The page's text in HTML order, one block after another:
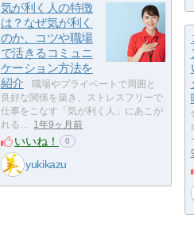
気が利く人の特徴
は？なぜ気が利く
のか、コツや職場
で活きるコミュニ
ケーション方法を
紹介
職場やプライベートで周囲と
良好な関係を築き、ストレスフリーで
仕事をこなす「気が利く人」にあこが
れる… 1年9ヶ月前
いいね！ 0
yukikazu